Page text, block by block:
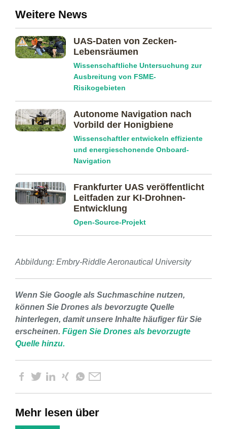
Weitere News
UAS-Daten von Zecken-
Lebensräumen
Wissenschaftliche Untersuchung zur
Ausbreitung von FSME-
Risikogebieten
Autonome Navigation nach
Vorbild der Honigbiene
Wissenschaftler entwickeln effiziente
und energieschonende Onboard-
Navigation
Frankfurter UAS veröffentlicht
Leitfaden zur KI-Drohnen-
Entwicklung
Open-Source-Projekt
Abbildung: Embry-Riddle Aeronautical University
Wenn Sie Google als Suchmaschine nutzen,
können Sie Drones als bevorzugte Quelle
hinterlegen, damit unsere Inhalte häufiger für Sie
erscheinen. Fügen Sie Drones als bevorzugte
Quelle hinzu.
Mehr lesen über